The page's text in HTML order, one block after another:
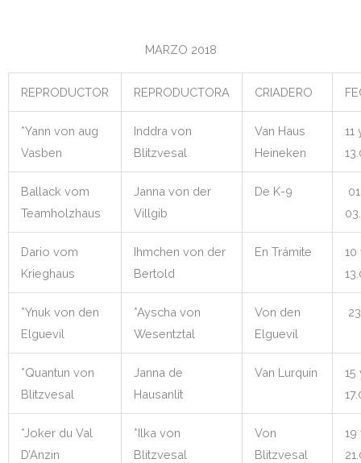
MARZO 2018
REPRODUCTOR REPRODUCTORA CRIADERO
*Yann von aug
Vasben
Inddra von
Blitzvesal
Van Haus
Heineken
11
Ballack vom
Teamholzhaus
Janna von der
Villgib
De K-9
Dario vom
Krieghaus
Ihmchen von der
Bertold
En Trámite
10
*Ynuk von den
Elguevil
*Ayscha von
Wesentztal
Von den
Elguevil
*Quantun von
Blitzvesal
Janna de
Hausanlit
Van Lurquin
15
*Joker du Val
D’Anzin
*Ilka von
Blitzvesal
Von
Blitzvesal
19